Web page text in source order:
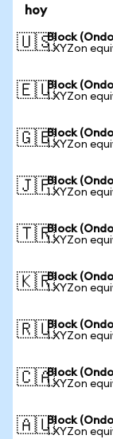
hoy
🇺🇸Block
1 XYZon
🇪🇺Block
1 XYZon
🇬🇧Block
1 XYZon
🇯🇵Block
1 XYZon
🇹🇷Block
1 XYZon
🇰🇷Block
1 XYZon
🇷🇺Block
1 XYZon
🇨🇦Block
1 XYZon
🇦🇺Block
1 XYZon